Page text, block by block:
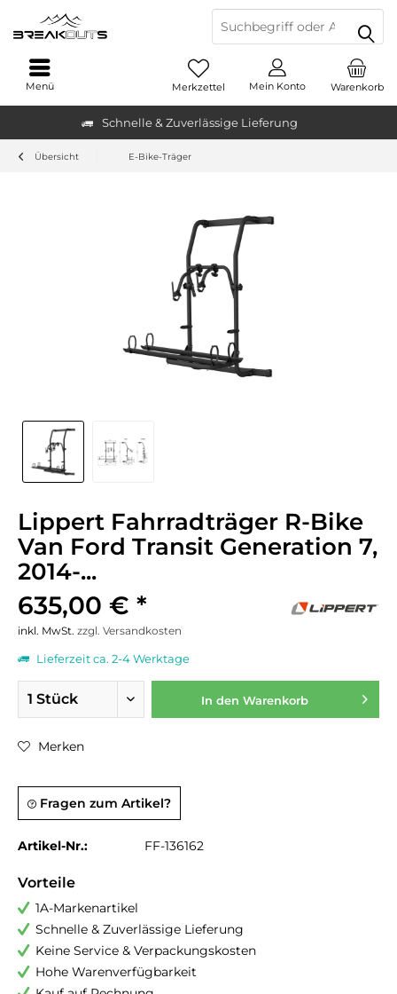
Schnelle & Zuverlässige Lieferung
Warenkorb
Merkzettel Mein Konto
Menü
Übersicht E-Bike-Träger
Lippert Fahrradträger R-Bike
Van Ford Transit Generation 7,
2014-...
635,00 € *
inkl. MwSt. zzgl. Versandkosten
Lieferzeit ca. 2-4 Werktage
In den Warenkorb
Merken
Fragen zum Artikel?
Artikel-Nr.: FF-136162
Vorteile
1A-Markenartikel
Schnelle & Zuverlässige Lieferung
Keine Service & Verpackungskosten
Hohe Warenverfügbarkeit